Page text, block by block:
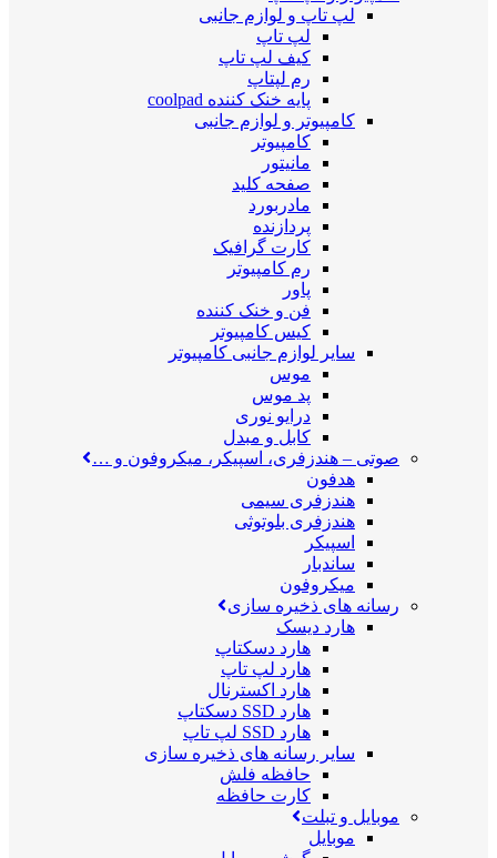
لپ تاپ و لوازم جانبی
لپ تاپ
کیف لپ تاپ
رم لپتاپ
پایه خنک کننده coolpad
کامپیوتر و لوازم جانبی
کامپیوتر
مانیتور
صفحه کلید
مادربورد
پردازنده
کارت گرافیک
رم کامپیوتر
پاور
فن و خنک کننده
کیس کامپیوتر
سایر لوازم جانبی کامپیوتر
موس
پد موس
درایو نوری
کابل و مبدل
صوتی – هندزفری، اسپیکر، میکروفون و …
هدفون
هندزفری سیمی
هندزفری بلوتوثی
اسپیکر
ساندبار
میکروفون
رسانه های ذخیره سازی
هارد دیسک
هارد دسکتاپ
هارد لپ تاپ
هارد اکسترنال
هارد SSD دسکتاپ
هارد SSD لپ تاپ
سایر رسانه های ذخیره سازی
حافظه فلش
کارت حافظه
موبایل و تبلت
موبایل